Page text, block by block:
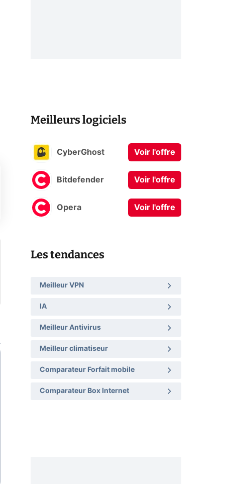
Meilleurs logiciels
CyberGhost Voir l'offre
Bitdefender Voir l'offre
Opera Voir l'offre
Les tendances
Meilleur VPN
IA
Meilleur Antivirus
Meilleur climatiseur
Comparateur Forfait mobile
Comparateur Box Internet